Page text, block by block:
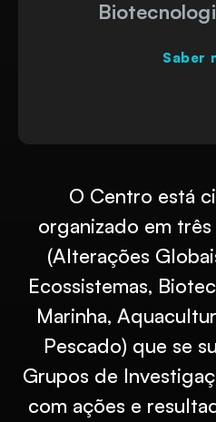
Saber
O Centro está
organizado em três
(Alterações
Ecossistemas,
Marinha,
Pescado) que se
Grupos de
com ações e